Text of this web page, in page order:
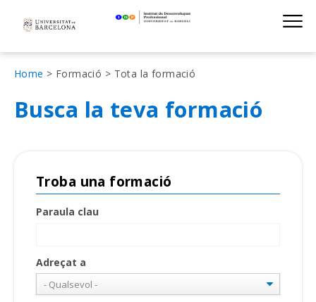
navigation
Institut de
Fil
d'Ariadna
Home Formació Tota la formació
Busca la teva formació
Troba una formació
Paraula clau
Adreçat a